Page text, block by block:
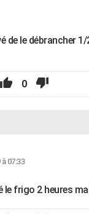
de le débrancher
0
07:33
le frigo 2 heures